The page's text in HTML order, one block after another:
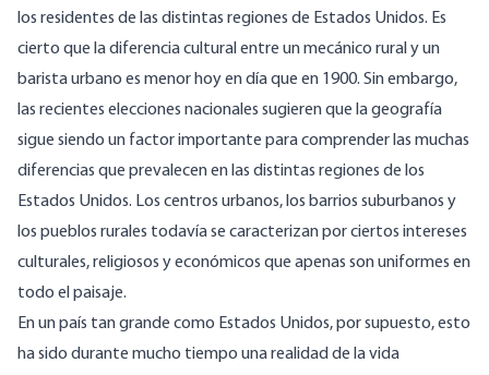
los residentes de las distintas regiones de Estados Unidos. Es
cierto que la diferencia cultural entre un mecánico rural y un
barista urbano es menor hoy en día que en 1900. Sin embargo,
las recientes elecciones nacionales sugieren que la geografía
sigue siendo un factor importante para comprender las muchas
diferencias que prevalecen en las distintas regiones de los
Estados Unidos. Los centros urbanos, los barrios suburbanos y
los pueblos rurales todavía se caracterizan por ciertos intereses
culturales, religiosos y económicos que apenas son uniformes en
todo el paisaje.
En un país tan grande como Estados Unidos, por supuesto, esto
ha sido durante mucho tiempo una realidad de la vida